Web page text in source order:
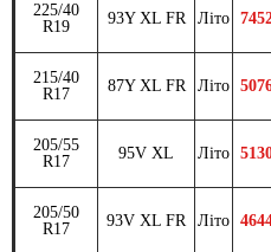
225/40
R19
93Y XL FR Літо
215/40
R17
87Y XL FR Літо
205/55
R17
95V XL Літо
205/50
R17
93V XL FR Літо